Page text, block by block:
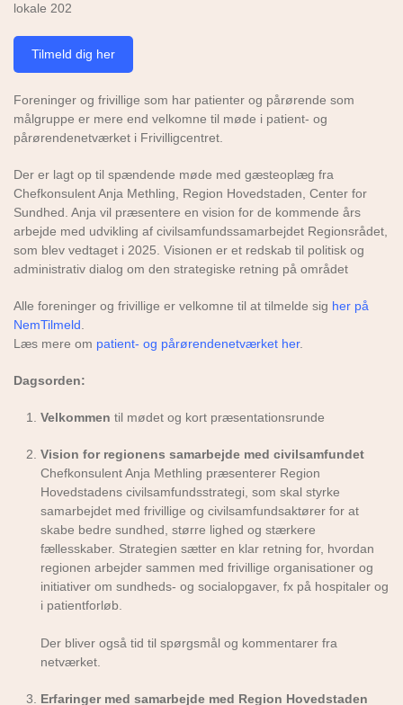
lokale 202
Tilmeld dig her
Foreninger og frivillige som har patienter og pårørende som
målgruppe er mere end velkomne til møde i patient- og
pårørendenetværket i Frivilligcentret.
Der er lagt op til spændende møde med gæsteoplæg fra
Chefkonsulent Anja Methling, Region Hovedstaden, Center for
Sundhed. Anja vil præsentere en vision for de kommende års
arbejde med udvikling af civilsamfundssamarbejdet Regionsrådet,
som blev vedtaget i 2025. Visionen er et redskab til politisk og
administrativ dialog om den strategiske retning på området
Alle foreninger og frivillige er velkomne til at tilmelde sig her på
NemTilmeld
Læs mere om patient- og pårørendenetværket her.
Dagsorden:
Velkommen til mødet og kort præsentationsrunde
​Vision for regionens samarbejde med civilsamfundet​
Chefkonsulent Anja Methling præsenterer Region
Hovedstadens civilsamfundsstrategi, som skal styrke
samarbejdet med frivillige og civilsamfundsaktører for at
skabe bedre sundhed, større lighed og stærkere
fællesskaber. Strategien sætter en klar retning for, hvordan
regionen arbejder sammen med frivillige organisationer og
initiativer om sundheds- og socialopgaver, fx på hospitaler og
i patientforløb.
Der bliver også tid til spørgsmål og kommentarer fra
netværket.
Erfaringer med samarbejde med Region Hovedstaden